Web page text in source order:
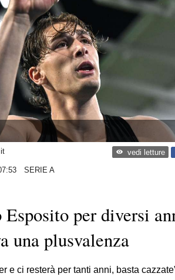
vedi letture
SERIE A
per diversi
una plusvalenza
e ci resterà per tanti anni, basta